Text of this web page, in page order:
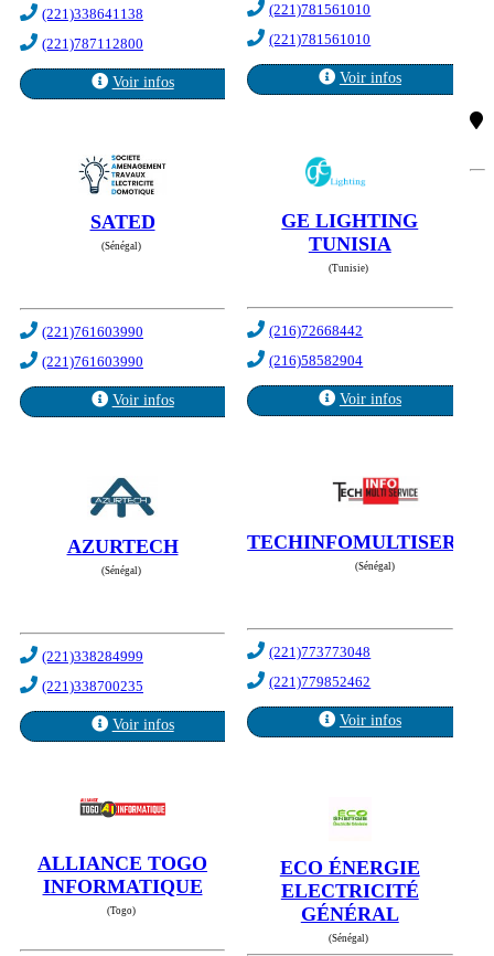
(221)338641138
(221)787112800
Voir infos
(221)781561010
(221)781561010
Voir infos
SATED
(Sénégal)
(221)761603990
(221)761603990
Voir infos
GE LIGHTING
TUNISIA
(Tunisie)
(216)72668442
(216)58582904
Voir infos
AZURTECH
(Sénégal)
(221)338284999
(221)338700235
Voir infos
(Sénégal)
(221)773773048
(221)779852462
Voir infos
ALLIANCE TOGO
INFORMATIQUE
(Togo)
ECO ÉNERGIE
ELECTRICITÉ
GÉNÉRAL
(Sénégal)